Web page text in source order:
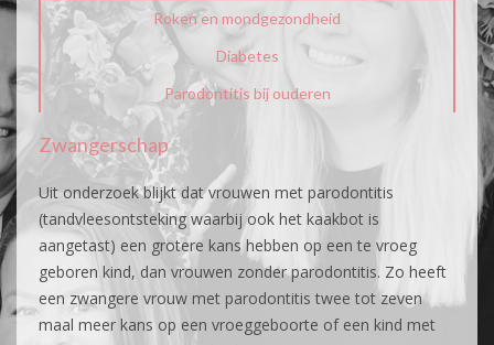
Roken en mondgezondheid
Diabetes
Parodontitis bij ouderen
Zwangerschap
Uit onderzoek blijkt dat vrouwen met parodontitis
(tandvleesontsteking waarbij ook het kaakbot is
aangetast) een grotere kans hebben op een te vroeg
geboren kind, dan vrouwen zonder parodontitis. Zo heeft
een zwangere vrouw met parodontitis twee tot zeven
maal meer kans op een vroeggeboorte of een kind met